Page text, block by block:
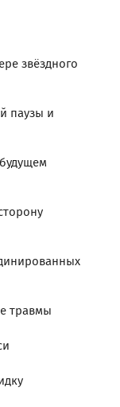
звёздного
паузы и
травмы